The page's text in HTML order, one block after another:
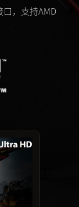
口，支持AMD